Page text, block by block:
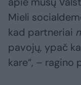
Mieli
kad partneriai
pavojų, ypač
kare“, – ragino